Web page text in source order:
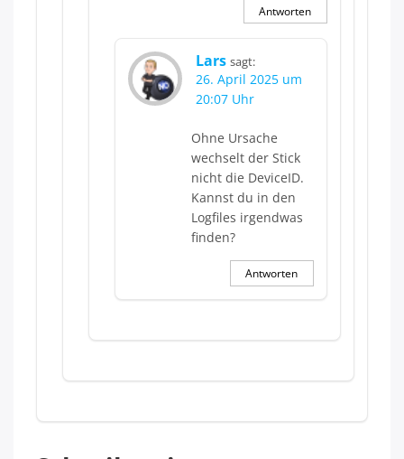
Antworten
Lars sagt:
26. April 2025 um
20:07 Uhr
Ohne Ursache
wechselt der Stick
nicht die DeviceID.
Kannst du in den
Logfiles irgendwas
finden?
Antworten